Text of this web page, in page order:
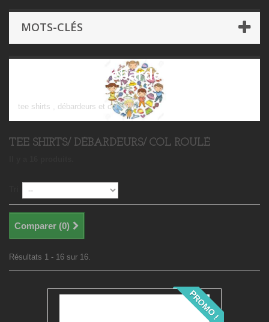
MOTS-CLÉS
Tee Shirts/ Débardeurs/ Col
tee shirts , débardeurs et col roulé
TEE SHIRTS/ DÉBARDEURS/ COL ROULÉ
Comparer (0)
Résultats 1 - 16 sur 16.
PROMO !